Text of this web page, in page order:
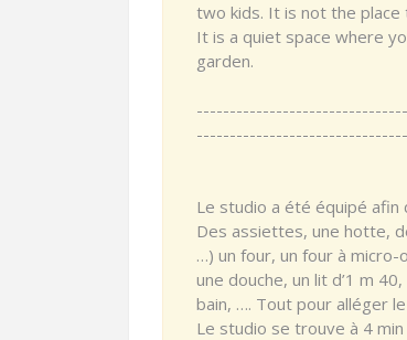
two kids. It is not the
It is a quiet space where
garden.
Le studio a été équipé afin
Des assiettes, une hotte,
…) un four, un four à
une douche, un lit d’1 m
bain, …. Tout pour alléger
Le studio se trouve à 4